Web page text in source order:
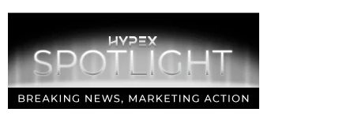
Skip
content